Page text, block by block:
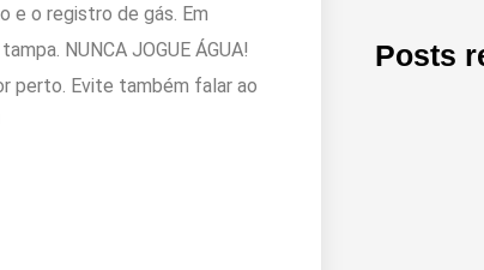
e o registro de gás. Em
NUNCA JOGUE ÁGUA!
perto. Evite também falar ao
Posts